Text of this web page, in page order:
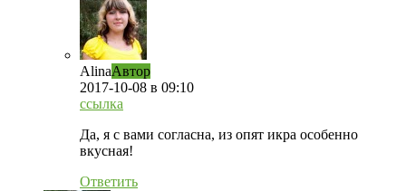
AlinaАвтор
2017-10-08 в 09:10
ссылка
Да, я с вами согласна, из опят икра особенно
вкусная!
Ответить